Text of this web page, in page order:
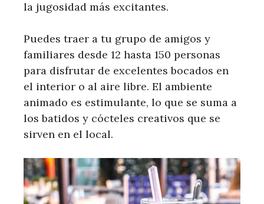
la jugosidad más excitantes.
Puedes traer a tu grupo de amigos y
familiares desde 12 hasta 150 personas
para disfrutar de excelentes bocados en
el interior o al aire libre. El ambiente
animado es estimulante, lo que se suma a
los batidos y cócteles creativos que se
sirven en el local.